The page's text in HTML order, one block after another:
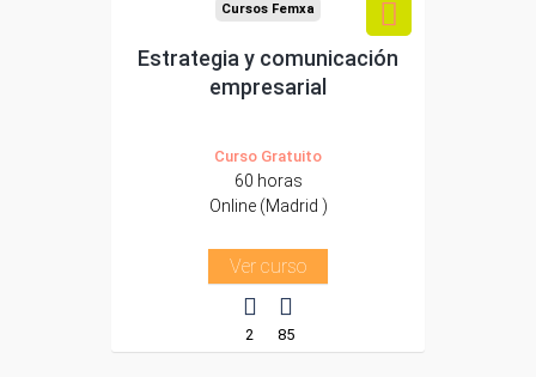
Cursos Femxa
Estrategia y comunicación
empresarial
Curso Gratuito
60 horas
Online (Madrid )
Ver curso
2 85